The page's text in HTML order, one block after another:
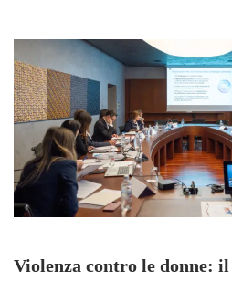
Violenza contro le donne: